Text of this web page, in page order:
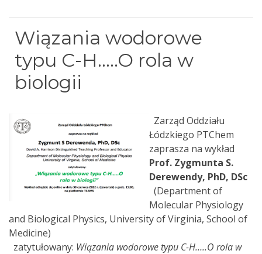
Wiązania wodorowe
typu C-H…..O rola w
biologii
Zarząd Oddziału
Łódzkiego PTChem
zaprasza na wykład
Prof. Zygmunta S.
Derewendy, PhD, DSc
(Department of
Molecular Physiology
and Biological Physics, University of Virginia, School of
Medicine)
zatytułowany: Wiązania wodorowe typu C-H…..O rola w